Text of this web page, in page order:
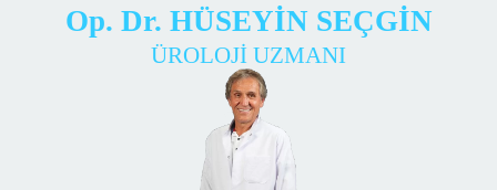
Op. Dr. HÜSEYİN SEÇGİN
ÜROLOJİ UZMANI